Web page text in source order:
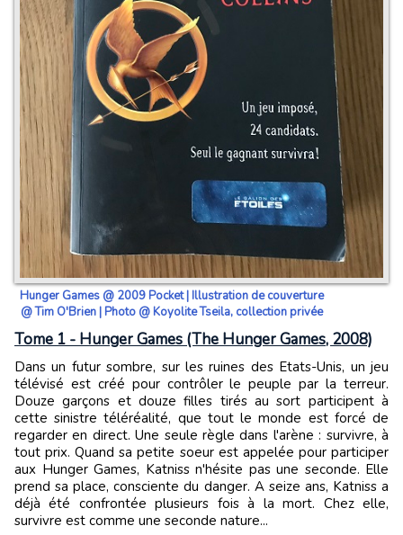
Hunger Games @ 2009 Pocket | Illustration de couverture
@ Tim O'Brien | Photo @ Koyolite Tseila, collection privée
Tome 1 - Hunger Games (The Hunger Games, 2008)
Dans un futur sombre, sur les ruines des Etats-Unis, un jeu
télévisé est créé pour contrôler le peuple par la terreur.
Douze garçons et douze filles tirés au sort participent à
cette sinistre téléréalité, que tout le monde est forcé de
regarder en direct. Une seule règle dans l'arène : survivre, à
tout prix. Quand sa petite soeur est appelée pour participer
aux Hunger Games, Katniss n'hésite pas une seconde. Elle
prend sa place, consciente du danger. A seize ans, Katniss a
déjà été confrontée plusieurs fois à la mort. Chez elle,
survivre est comme une seconde nature...